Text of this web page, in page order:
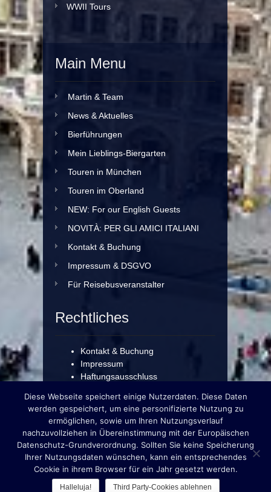
WWII Tours
Main Menu
Martin & Team
News & Aktuelles
Bierführungen
Mein Lieblings-Biergarten
Touren in München
Touren im Oberland
NEW: For our English Guests
NOVITÀ: PER GLI AMICI ITALIANI
Kontakt & Buchung
Impressum & DSGVO
Für Reisebusveranstalter
Rechtliches
Kontakt & Buchung
Impressum
Haftungsausschluss
For our English & Italian
Guests!
Diese Webseite speichert einige Nutzerdaten. Diese Daten
werden gespeichert, um eine personifizierte Nutzung zu
ermöglichen, sowie um Ihren Nutzungsverlauf
nachzuvollziehen in Übereinstimmung mit der Europäischen
Datenschutz-Grundverordnung. Sollten Sie keine Speicherung
Ihrer Nutzungsdaten wünschen, kann ein entsprechendes
Cookie in ihrem Browser für ein Jahr gesetzt werden.
Halleluja! Third Party-Cookies ablehnen